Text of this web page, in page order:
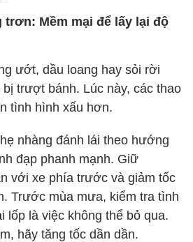
Mềm mại để lấy lại độ
ướt, dầu loang hay sỏi rời
trượt bánh. Lúc này, các thao
tình hình xấu hơn.
nhàng đánh lái theo hướng
đạp phanh mạnh. Giữ
với xe phía trước và giảm tốc
Trước mùa mưa, kiểm tra tình
lốp là việc không thể bỏ qua.
hãy tăng tốc dần dần.